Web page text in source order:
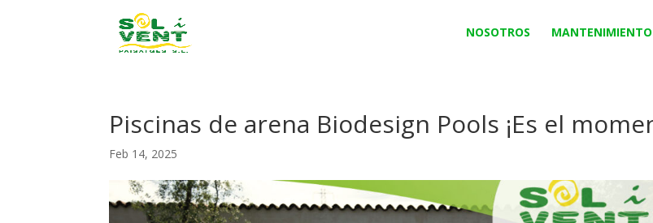
NOSOTROS
Piscinas de arena Biodesign Pools ¡Es el
Feb 14, 2025